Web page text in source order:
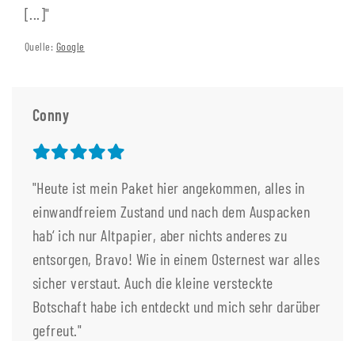
[...]"
Quelle: Google
Conny
"Heute ist mein Paket hier angekommen, alles in
einwandfreiem Zustand und nach dem Auspacken
hab‘ ich nur Altpapier, aber nichts anderes zu
entsorgen, Bravo! Wie in einem Osternest war alles
sicher verstaut. Auch die kleine versteckte
Botschaft habe ich entdeckt und mich sehr darüber
gefreut."